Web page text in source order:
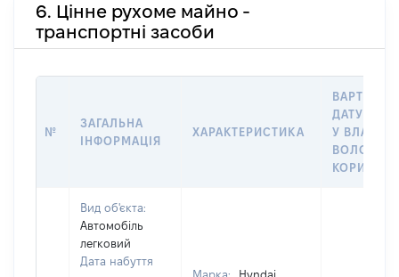
6. Цінне рухоме майно -
транспортні засоби
№
ЗАГАЛЬНА
ІНФОРМАЦІЯ
ХАРАКТЕРИСТИКА
ВАРТІСТЬ
ДАТУ
У
Вид об'єкта:
Автомобіль
легковий
Дата набуття
Марка: Hyndai